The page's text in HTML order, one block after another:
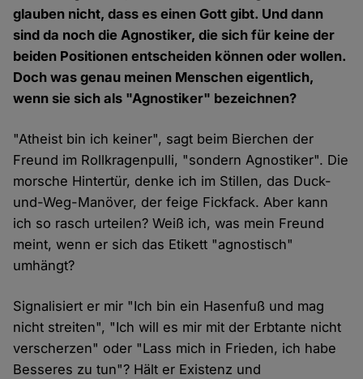
glauben nicht, dass es einen Gott gibt. Und dann
sind da noch die Agnostiker, die sich für keine der
beiden Positionen entscheiden können oder wollen.
Doch was genau meinen Menschen eigentlich,
wenn sie sich als "Agnostiker" bezeichnen?
"Atheist bin ich keiner", sagt beim Bierchen der
Freund im Rollkragenpulli, "sondern Agnostiker". Die
morsche Hintertür, denke ich im Stillen, das Duck-
und-Weg-Manöver, der feige Fickfack. Aber kann
ich so rasch urteilen? Weiß ich, was mein Freund
meint, wenn er sich das Etikett "agnostisch"
umhängt?
Signalisiert er mir "Ich bin ein Hasenfuß und mag
nicht streiten", "Ich will es mir mit der Erbtante nicht
verscherzen" oder "Lass mich in Frieden, ich habe
Besseres zu tun"? Hält er Existenz und